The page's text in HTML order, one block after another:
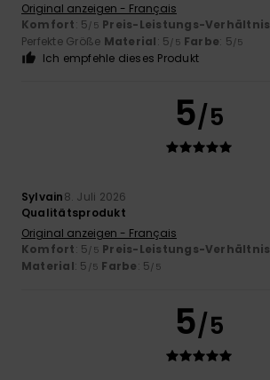
Original anzeigen - Français
Komfort: 5/5 Preis-Leistungs-Verhältnis
Perfekte Größe Material: 5/5 Farbe: 5/5
Ich empfehle dieses Produkt
5/5
Sylvain8. Juli 2026
Qualitätsprodukt
Original anzeigen - Français
Komfort: 5/5 Preis-Leistungs-Verhältnis
Material: 5 /5 Farbe: 5/5
5/5